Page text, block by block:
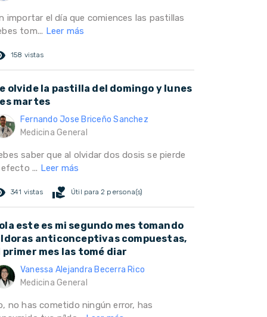
importar el día que comiences las pastillas
tom... Leer más
158 vistas
olvide la pastilla del domingo y lunes
martes
Fernando Jose Briceño Sanchez
Medicina General
saber que al olvidar dos dosis se pierde
... Leer más
341 vistas volunteer_activism Útil para 2 persona(s)
este es mi segundo mes tomando
anticonceptivas compuestas,
primer mes las tomé diar
Vanessa Alejandra Becerra Rico
Medicina General
no has cometido ningún error, has